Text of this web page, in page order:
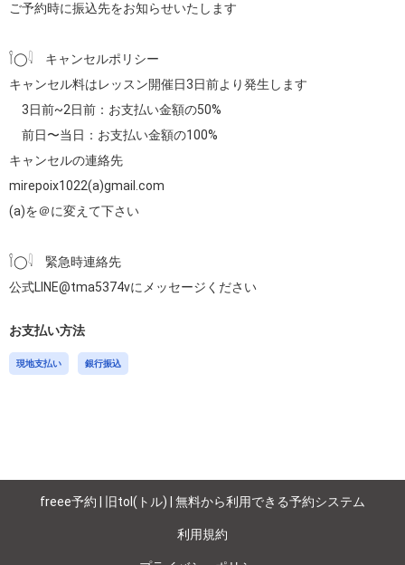
ご予約時に振込先をお知らせいたします
𓌉◯𓇋　キャンセルポリシー
キャンセル料はレッスン開催日3日前より発生します
3日前~2日前：お支払い金額の50%
前日〜当日：お支払い金額の100%
キャンセルの連絡先
mirepoix1022(a)gmail.com
(a)を＠に変えて下さい
𓌉◯𓇋　緊急時連絡先
公式LINE@tma5374vにメッセージください
お支払い方法
現地支払い 銀行振込
freee予約 | 旧tol(トル) | 無料から利用できる予約システム
利用規約